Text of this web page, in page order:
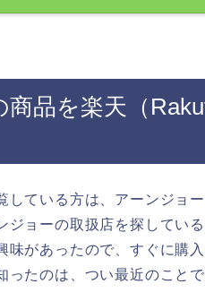
品を楽天（
している方は、アーンジョ
ジョーの取扱店を探してい
味があったので、すぐに購
ったのは、つい最近のこと